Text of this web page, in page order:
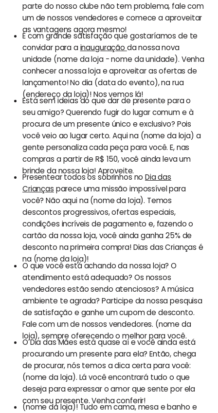
parte do nosso clube não tem problema, fale com
um de nossos vendedores e comece a aproveitar
as vantagens agora mesmo!
É com grande satisfação que gostaríamos de te
convidar para ainauguração da nossa nova
unidade (nome da loja - nome da unidade). Venha
conhecer a nossa loja e aproveitar as ofertas de
lançamento! No dia (data do evento), na rua
(endereço da loja)! Nos vemos lá!
Está sem ideias do que dar de presente para o
seu amigo? Querendo fugir do lugar comum e à
procura de um presente único e exclusivo? Pois
você veio ao lugar certo. Aqui na (nome da loja) a
gente personaliza cada peça para você. E, nas
compras a partir de R$ 150, você ainda leva um
brinde da nossa loja! Aproveite.
Presentear todos os sobrinhos noDia das
Crianças parece uma missão impossível para
você? Não aqui na (nome da loja). Temos
descontos progressivos, ofertas especiais,
condições incríveis de pagamento e, fazendo o
cartão da nossa loja, você ainda ganha 25% de
desconto na primeira compra! Dias das Crianças é
na (nome da loja)!
O que você está achando da nossa loja? O
atendimento está adequado? Os nossos
vendedores estão sendo atenciosos? A música
ambiente te agrada? Participe da nossa pesquisa
de satisfação e ganhe um cupom de desconto.
Fale com um de nossos vendedores. (nome da
loja), sempre oferecendo o melhor para você.
O Dia das Mães está quase aí e você ainda está
procurando um presente para ela? Então, chega
de procurar, nós temos a dica certa para você:
(nome da loja). Lá você encontrará tudo o que
deseja para expressar o amor que sente por ela
com seu presente. Venha conferir!
(nome da loja)! Tudo em cama, mesa e banho e